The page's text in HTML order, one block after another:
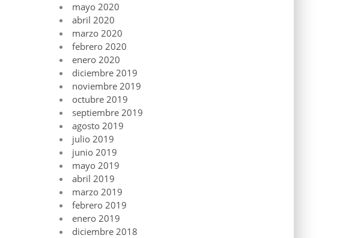
mayo 2020
abril 2020
marzo 2020
febrero 2020
enero 2020
diciembre 2019
noviembre 2019
octubre 2019
septiembre 2019
agosto 2019
julio 2019
junio 2019
mayo 2019
abril 2019
marzo 2019
febrero 2019
enero 2019
diciembre 2018